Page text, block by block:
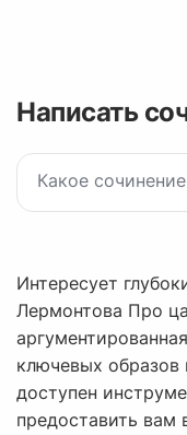
Написать
Интересует
Лермонтова Про
ключевых образов
доступен
предоставить вам